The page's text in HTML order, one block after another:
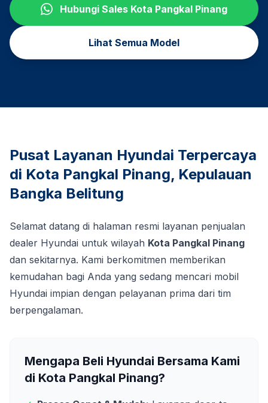
Hubungi Sales Kota Pangkal Pinang
Lihat Semua Model
Pusat Layanan Hyundai Terpercaya
di Kota Pangkal Pinang, Kepulauan
Bangka Belitung
Selamat datang di halaman resmi layanan penjualan
dealer Hyundai untuk wilayah Kota Pangkal Pinang
dan sekitarnya. Kami berkomitmen memberikan
kemudahan bagi Anda yang sedang mencari mobil
Hyundai impian dengan pelayanan prima dari tim
berpengalaman.
Mengapa Beli Hyundai Bersama Kami
di Kota Pangkal Pinang?